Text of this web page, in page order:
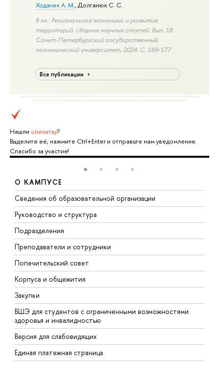
Ходачек А. М.,Долганюк С. С.
В кн.: Региональная экономика и развитие
территорий: сборник научных статей. Вып. 18.
Санкт-Петербургский государственный
экономический университет, 2024. С. 169-177.
Все публикации
Нашли опечатку?
Выделите её, нажмите Ctrl+Enter и отправьте нам уведомление.
Спасибо за участие!
О КАМПУСЕ
Сведения об образовательной организации
Руководство и структура
Подразделения
Преподаватели и сотрудники
Попечительский совет
Корпуса и общежития
Закупки
ВШЭ для студентов с ограниченными возможностями
здоровья и инвалидностью
Версия для слабовидящих
Единая платежная страница